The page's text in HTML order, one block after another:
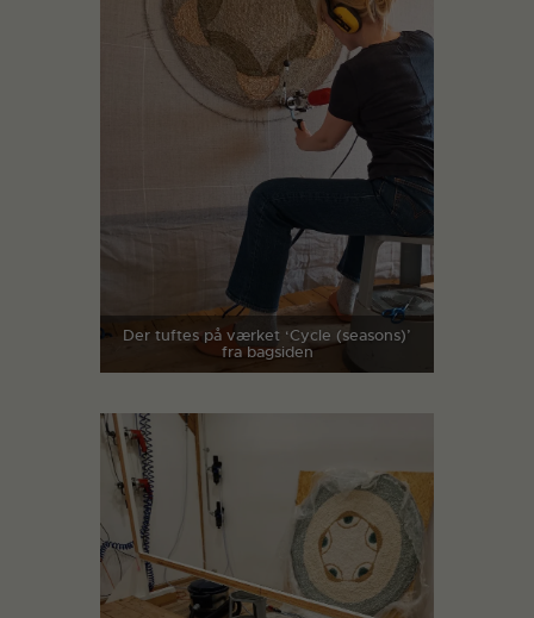
Der tuftes på værket ‘Cycle (seasons)’
fra bagsiden